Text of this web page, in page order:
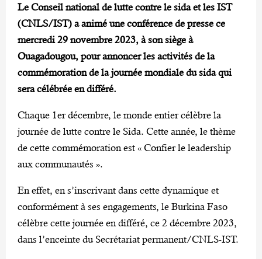
Le Conseil national de lutte contre le sida et les IST
(CNLS/IST) a animé une conférence de presse ce
mercredi 29 novembre 2023, à son siège à
Ouagadougou, pour annoncer les activités de la
commémoration de la journée mondiale du sida qui
sera célébrée en différé.
Chaque 1er décembre, le monde entier célèbre la
journée de lutte contre le Sida. Cette année, le thème
de cette commémoration est « Confier le leadership
aux communautés ».
En effet, en s’inscrivant dans cette dynamique et
conformément à ses engagements, le Burkina Faso
célèbre cette journée en différé, ce 2 décembre 2023,
dans l’enceinte du Secrétariat permanent/CNLS-IST.